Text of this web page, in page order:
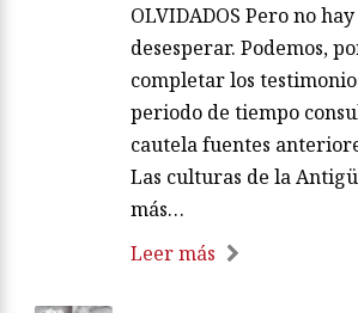
OLVIDADOS Pero no
desesperar. Podemos,
completar los
periodo de tiempo
cautela fuentes
Las culturas de la
más…
Leer más